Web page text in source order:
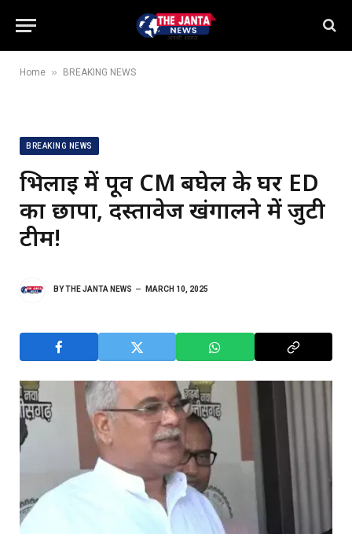
Home » BREAKING NEWS
BREAKING NEWS
भिलाई में पूर्व CM बघेल के घर ED
का छापा, दस्तावेज खंगालने में जुटी
टीम!
BYTHE JANTA NEWS MARCH 10, 2025